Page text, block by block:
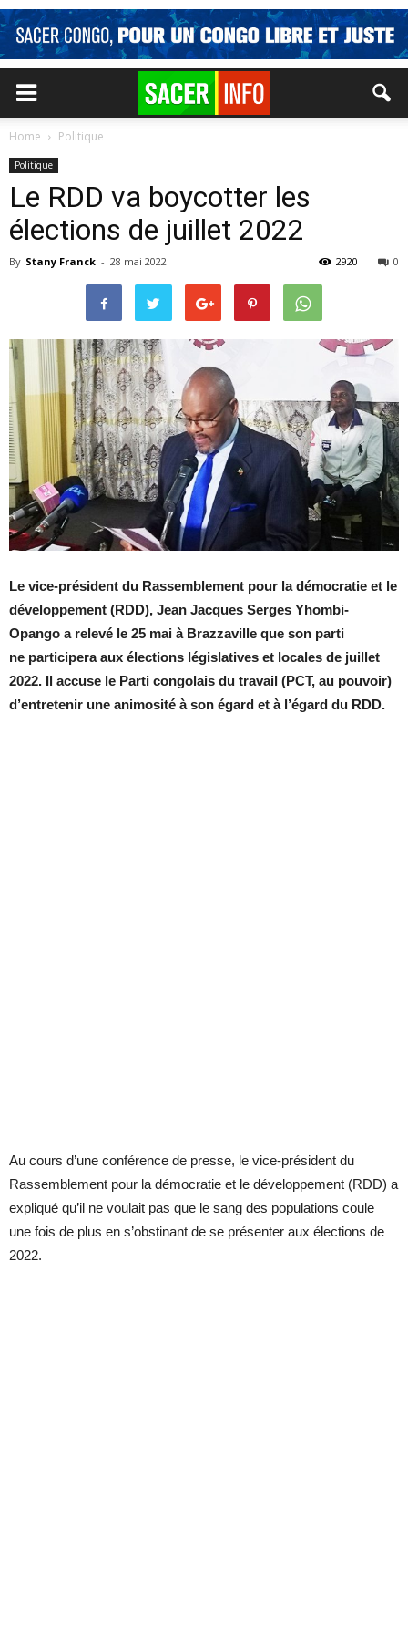
Home Politique
Politique
Le RDD va boycotter les
élections de juillet 2022
By Stany Franck - 28 mai 2022 0
2920
Le vice-président du Rassemblement pour la démocratie et le
développement (RDD), Jean Jacques Serges Yhombi-
Opango a relevé le 25 mai à Brazzaville que son parti
ne participera aux élections législatives et locales de juillet
2022. Il accuse le Parti congolais du travail (PCT, au pouvoir)
d’entretenir une animosité à son égard et à l’égard du RDD.
Au cours d’une conférence de presse, le vice-président du
Rassemblement pour la démocratie et le développement (RDD) a
expliqué qu’il ne voulait pas que le sang des populations coule
une fois de plus en s’obstinant de se présenter aux élections de
2022.